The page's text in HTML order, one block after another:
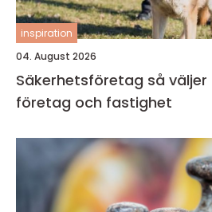
inspiration
04. August 2026
Säkerhetsföretag så väljer du rätt skydd för
företag och fastighet